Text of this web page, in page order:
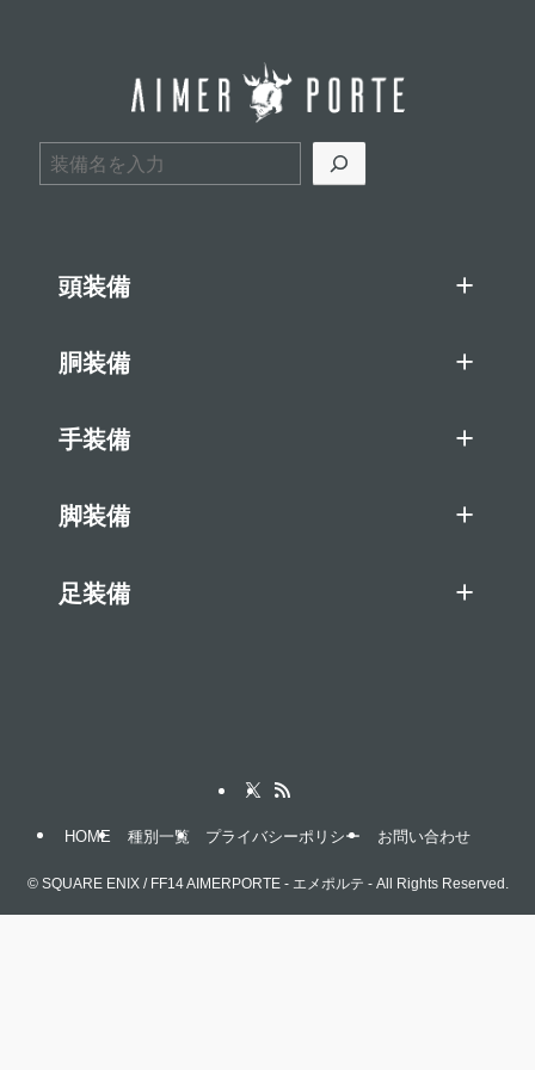
検索
頭装備
胴装備
手装備
脚装備
足装備
HOME 種別一覧 プライバシーポリシー お問い合わせ
©SQUARE ENIX / FF14 AIMERPORTE - エメポルテ - All Rights Reserved.